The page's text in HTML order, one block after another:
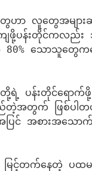
လူတွေအများဆုံ
ဖို့ပန်းတိုင်ကလည်း
80% သောသူတွေ
န်းတိုင်ရောက်ဖို့
ည်တဲ့အတွက် ဖြစ်
အပြင် အစားအသ
ြင့်တက်နေတဲ့ ပထ